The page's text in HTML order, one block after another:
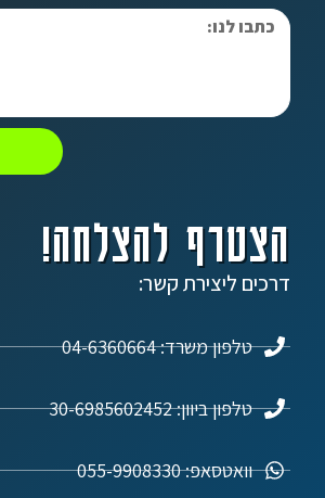
הצטרף להצלחה!
דרכים ליצירת קשר:
טלפון משרד: 04-6360664
טלפון ביוון: 30-6985602452
וואטסאפ: 055-9908330